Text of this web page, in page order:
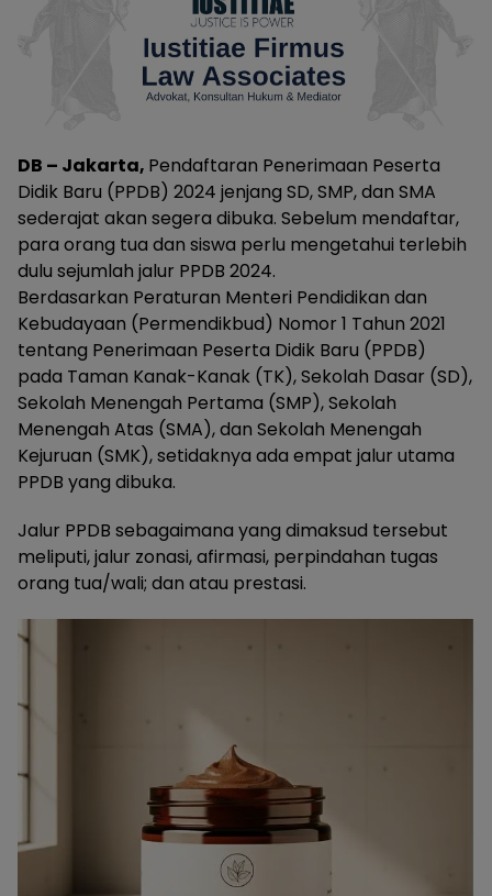
DB – Jakarta, Pendaftaran Penerimaan Peserta
Didik Baru (PPDB) 2024 jenjang SD, SMP, dan SMA
sederajat akan segera dibuka. Sebelum mendaftar,
para orang tua dan siswa perlu mengetahui terlebih
dulu sejumlah jalur PPDB 2024.
Berdasarkan Peraturan Menteri Pendidikan dan
Kebudayaan (Permendikbud) Nomor 1 Tahun 2021
tentang Penerimaan Peserta Didik Baru (PPDB)
pada Taman Kanak-Kanak (TK), Sekolah Dasar (SD),
Sekolah Menengah Pertama (SMP), Sekolah
Menengah Atas (SMA), dan Sekolah Menengah
Kejuruan (SMK), setidaknya ada empat jalur utama
PPDB yang dibuka.
Jalur PPDB sebagaimana yang dimaksud tersebut
meliputi, jalur zonasi, afirmasi, perpindahan tugas
orang tua/wali; dan atau prestasi.